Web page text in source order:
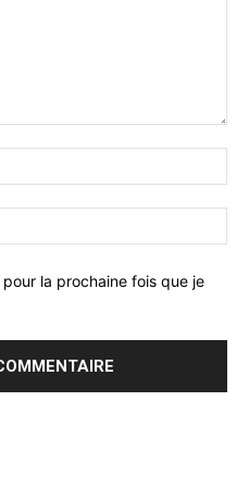
la prochaine fois que je